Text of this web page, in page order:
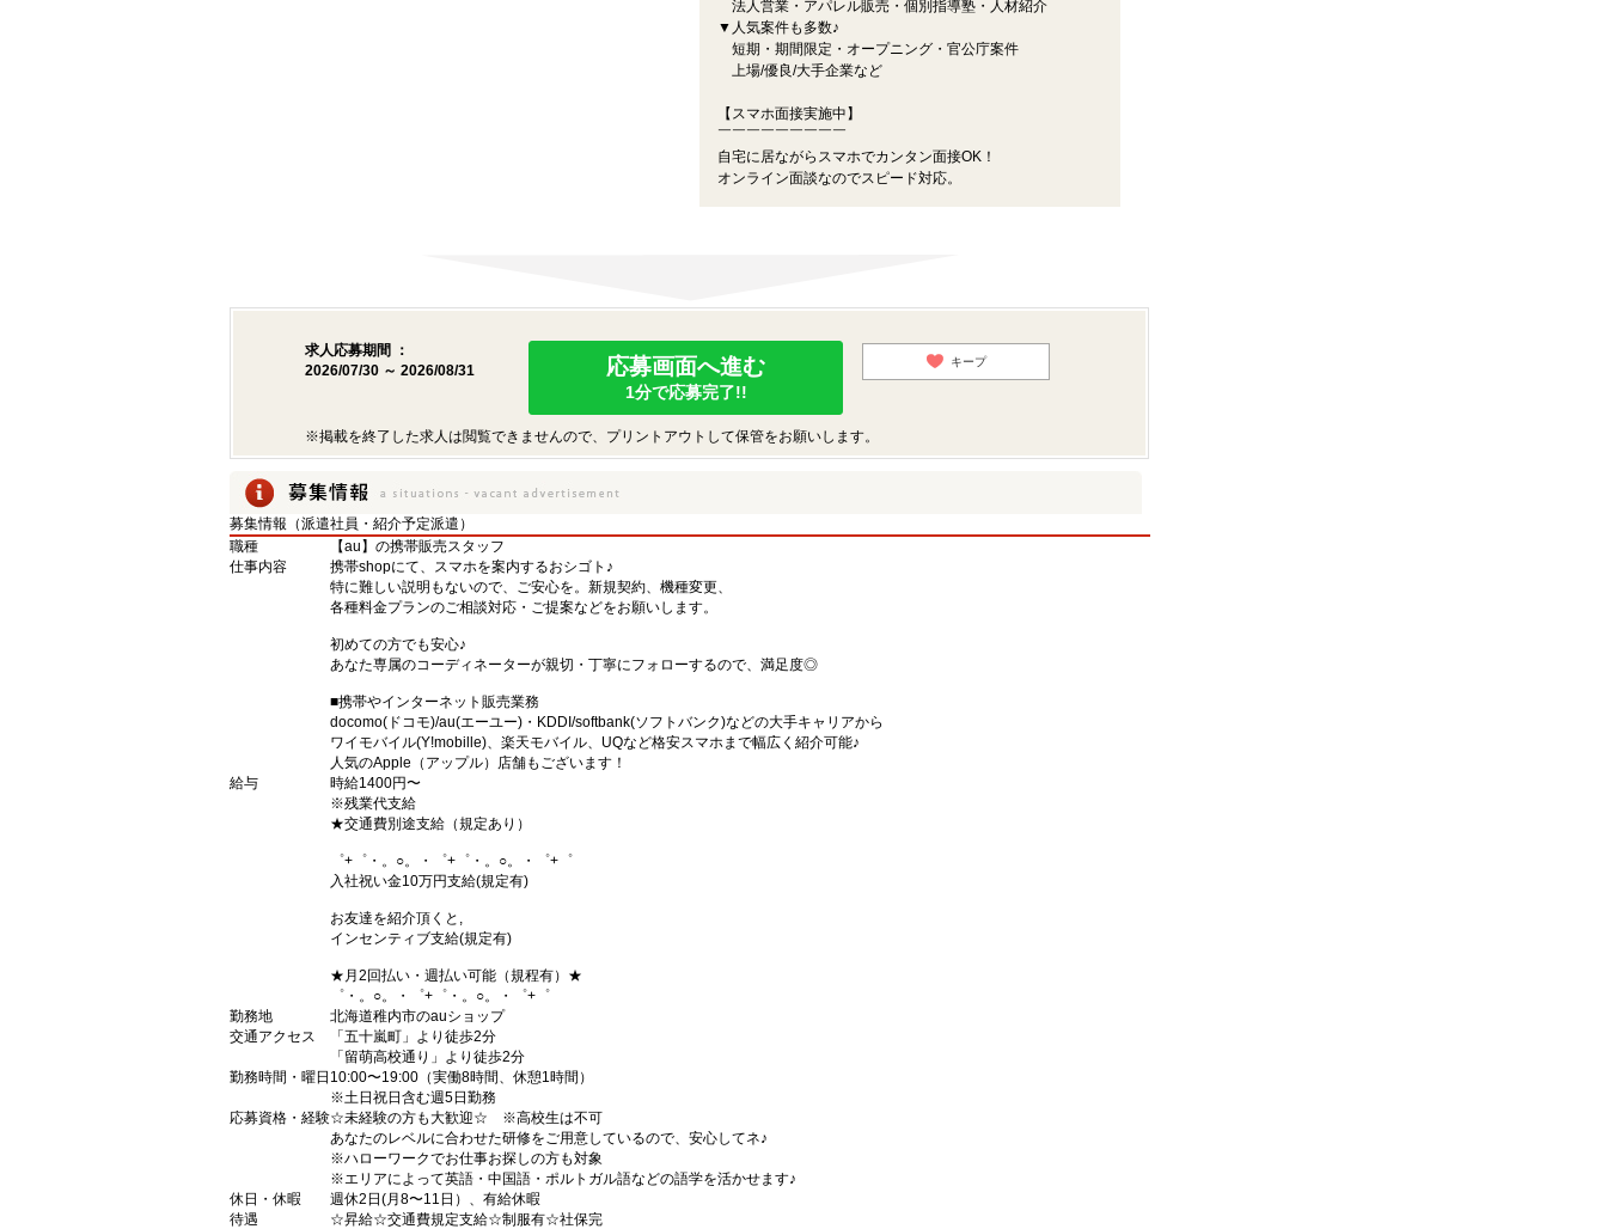
法人営業・アパレル販売・個別指導塾・人材紹介
▼人気案件も多数♪
短期・期間限定・オープニング・官公庁案件
上場/優良/大手企業など
【スマホ面接実施中】
￣￣￣￣￣￣￣￣￣
自宅に居ながらスマホでカンタン面接OK！
オンライン面談なのでスピード対応。
求人応募期間 ：
2026/07/30 ～ 2026/08/31
応募画面へ進む
1分で応募完了!!
キープ
※掲載を終了した求人は閲覧できませんので、プリントアウトして保管をお願いします。
募集情報（派遣社員・紹介予定派遣）
職種
【au】の携帯販売スタッフ
仕事内容
携帯shopにて、スマホを案内するおシゴト♪
特に難しい説明もないので、ご安心を。新規契約、機種変更、
各種料金プランのご相談対応・ご提案などをお願いします。
初めての方でも安心♪
あなた専属のコーディネーターが親切・丁寧にフォローするので、満足度◎
■携帯やインターネット販売業務
docomo(ドコモ)/au(エーユー)・KDDI/softbank(ソフトバンク)などの大手キャリアから
ワイモバイル(Y!mobille)、楽天モバイル、UQなど格安スマホまで幅広く紹介可能♪
人気のApple（アップル）店舗もございます！
給与
時給1400円〜
※残業代支給
★交通費別途支給（規定あり）
゜+゜・。○。・゜+゜・。○。・゜+゜
入社祝い金10万円支給(規定有)
お友達を紹介頂くと,
インセンティブ支給(規定有)
★月2回払い・週払い可能（規程有）★
゜・。○。・゜+゜・。○。・゜+゜
勤務地
北海道稚内市のauショップ
交通アクセス
「五十嵐町」より徒歩2分
「留萌高校通り」より徒歩2分
勤務時間・曜日 10:00〜19:00（実働8時間、休憩1時間）
※土日祝日含む週5日勤務
応募資格・経験☆未経験の方も大歓迎☆ ※高校生は不可
あなたのレベルに合わせた研修をご用意しているので、安心してネ♪
※ハローワークでお仕事お探しの方も対象
※エリアによって英語・中国語・ポルトガル語などの語学を活かせます♪
休日・休暇
週休2日(月8〜11日）、有給休暇
待遇
☆昇給☆交通費規定支給☆制服有☆社保完